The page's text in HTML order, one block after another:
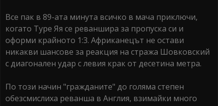
Все пак в 89-ата минута всичко в мача приключи,
когато Туре Яя се реваншира за пропуска си и
оформи крайното 1:3. Африканецът не остави
никакви шансове за реакция на стража Шовковский
с диагонален удар с левия крак от десетина метра.
По този начин "гражданите" до голяма степен
обезсмислиха реванша в Англия, взимайки много